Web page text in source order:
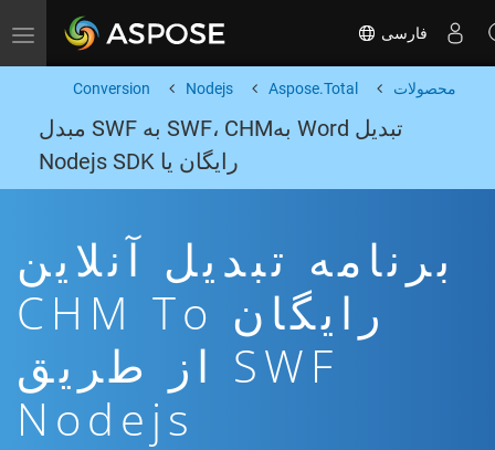
Toggle navigation فارسی
محصولات Aspose.Total
Nodejs
Conversion
تبدیل Word بهSWF، CHM به SWF مبدل
رایگان یا Nodejs SDK
برنامه تبدیل آنلاین
رایگان CHM To
SWF از طریق
Nodejs